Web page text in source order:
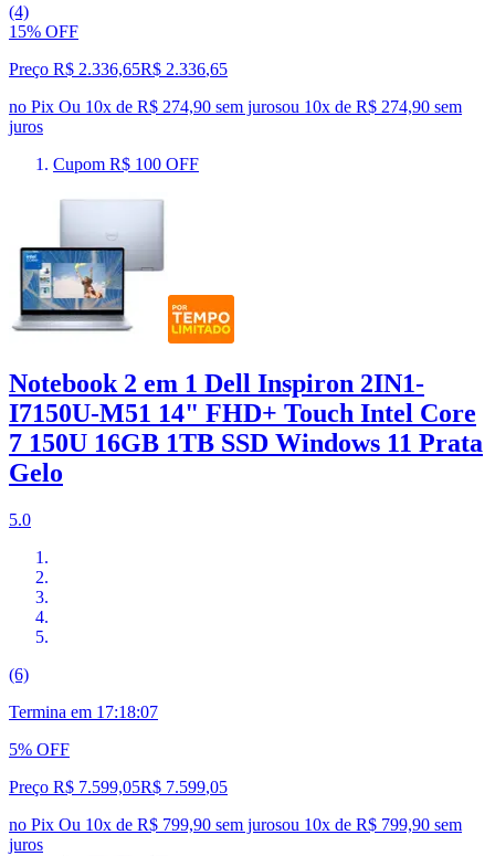
(4)
15% OFF
Preço R$ 2.336,65R$ 2.336,65
no Pix Ou 10x de R$ 274,90 sem jurosou 10x de R$ 274,90 sem
juros
Cupom R$ 100 OFF
Notebook 2 em 1 Dell Inspiron 2IN1-
I7150U-M51 14" FHD+ Touch Intel Core
7 150U 16GB 1TB SSD Windows 11 Prata
Gelo
5.0
(6)
Termina em 17:18:06
5% OFF
Preço R$ 7.599,05R$ 7.599,05
no Pix Ou 10x de R$ 799,90 sem jurosou 10x de R$ 799,90 sem
juros